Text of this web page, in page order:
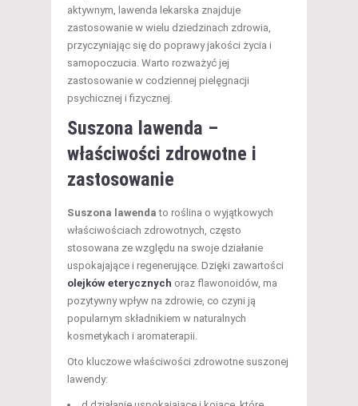
aktywnym, lawenda lekarska znajduje
zastosowanie w wielu dziedzinach zdrowia,
przyczyniając się do poprawy jakości życia i
samopoczucia. Warto rozważyć jej
zastosowanie w codziennej pielęgnacji
psychicznej i fizycznej.
Suszona lawenda –
właściwości zdrowotne i
zastosowanie
Suszona lawenda to roślina o wyjątkowych
właściwościach zdrowotnych, często
stosowana ze względu na swoje działanie
uspokajające i regenerujące. Dzięki zawartości
olejków eterycznych oraz flawonoidów, ma
pozytywny wpływ na zdrowie, co czyni ją
popularnym składnikiem w naturalnych
kosmetykach i aromaterapii.
Oto kluczowe właściwości zdrowotne suszonej
lawendy: